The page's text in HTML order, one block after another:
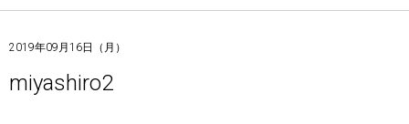
2019年09月16日（月）
miyashiro2